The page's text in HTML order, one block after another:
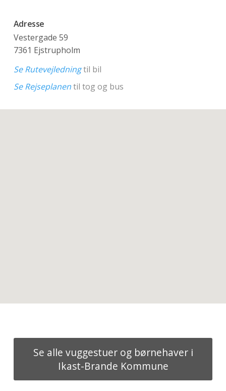
Adresse
Vestergade 59
7361 Ejstrupholm
Se Rutevejledningtil bil
Se Rejseplanentil tog og bus
Se alle vuggestuer og børnehaver i
Ikast-Brande Kommune